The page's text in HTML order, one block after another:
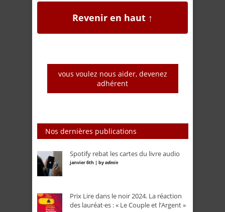
Revenir en haut ↑
vous voulez nous aider, devenez
adhérent
Nos dernières publications
Spotify rebat les cartes du livre audio
janvier 6th | byadmin
Prix Lire dans le noir 2024. La réaction
des lauréat·es : « Le Couple et l’Argent »